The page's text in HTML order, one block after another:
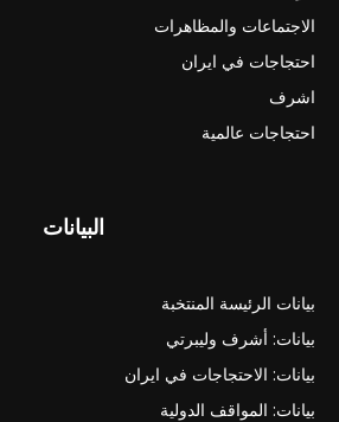
الاجتماعات والمظاهرات
احتجاجات في ايران
اشرف
احتجاجات عالمية
البيانات
بيانات الرئيسة المنتخبة
بيانات: أشرف وليبرتي
بيانات: الاحتجاجات في ايران
بيانات: المواقف الدولية